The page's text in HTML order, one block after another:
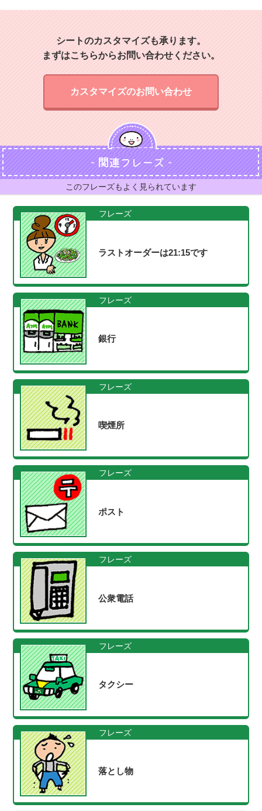
シートのカスタマイズも承ります。
まずはこちらからお問い合わせください。
カスタマイズのお問い合わせ
- 関連フレーズ -
このフレーズもよく見られています
フレーズ
ラストオーダーは21:15です
フレーズ
銀行
フレーズ
喫煙所
フレーズ
ポスト
フレーズ
公衆電話
フレーズ
タクシー
フレーズ
落とし物